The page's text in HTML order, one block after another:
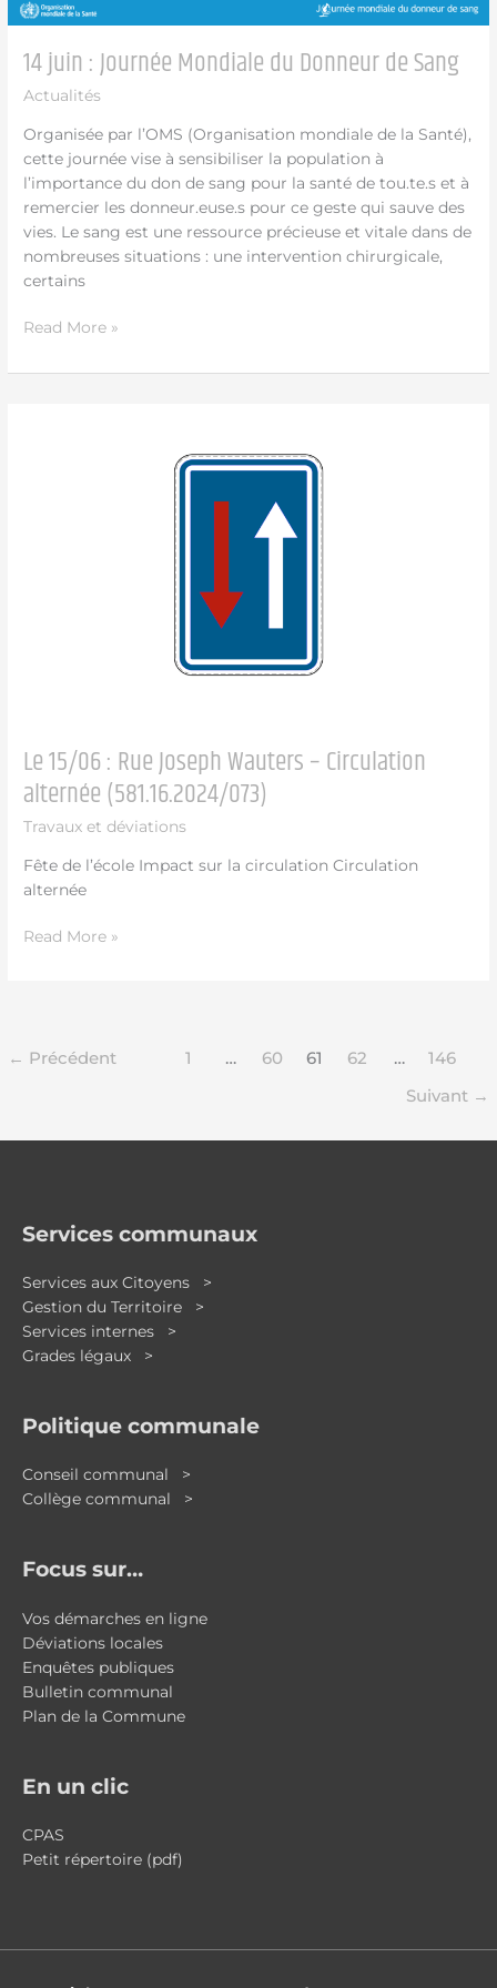
14 juin : Journée Mondiale du Donneur de Sang
Actualités
Organisée par l’OMS (Organisation mondiale de la Santé),
cette journée vise à sensibiliser la population à
l’importance du don de sang pour la santé de tou.te.s et à
remercier les donneur.euse.s pour ce geste qui sauve des
vies. Le sang est une ressource précieuse et vitale dans de
nombreuses situations : une intervention chirurgicale,
certains
Read More »
Le 15/06 : Rue Joseph Wauters – Circulation
alternée (581.16.2024/073)
Travaux et déviations
Fête de l’école Impact sur la circulation Circulation
alternée
Read More »
← Précédent 1 … 60 61 62 …
146
Suivant →
Services communaux
Services aux Citoyens >
Gestion du Territoire >
Services internes >
Grades légaux >
Politique communale
Conseil communal >
Collège communal >
Focus sur…
Vos démarches en ligne
Déviations locales
Enquêtes publiques
Bulletin communal
Plan de la Commune
En un clic
CPAS
Petit répertoire (pdf)